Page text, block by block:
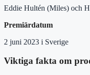
Eddie Hultén (Miles) och
Premiärdatum
2 juni 2023 i Sverige
Viktiga fakta om